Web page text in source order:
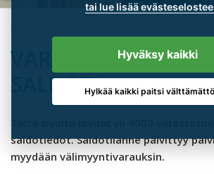
SALDOT
saldotiedot. Saldotilanne päivittyy
myydään välimyyntivarauksin.
tai lue lisää
Hyväksy kaikki
Hylkää kaikki paitsi